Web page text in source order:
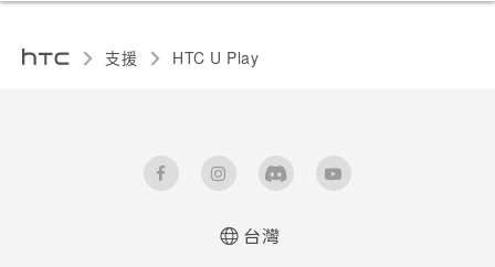
支援 HTC U Play‎
台灣